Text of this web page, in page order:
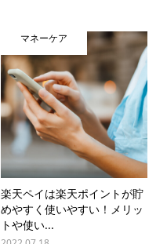
マネーケア
楽天ペイは楽天ポイントが貯
めやすく使いやすい！メリッ
トや使い...